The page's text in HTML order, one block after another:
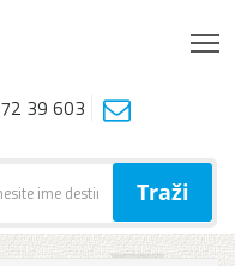
72 39 603
Traži